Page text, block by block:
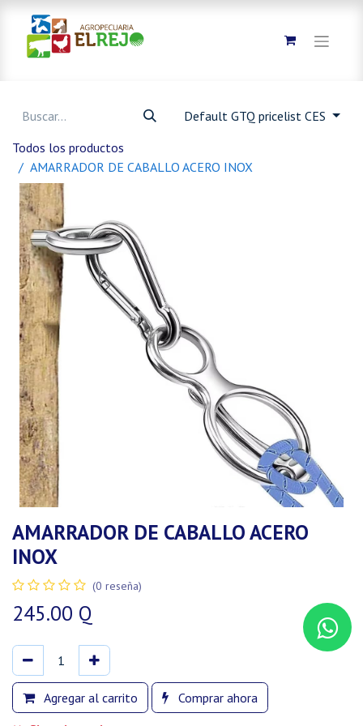
Default GTQ pricelist CES
Todos los productos
AMARRADOR DE CABALLO ACERO INOX
AMARRADOR DE CABALLO ACERO
INOX
(0 reseña)
245.00 Q
Agregar al carrito
Comprar ahora